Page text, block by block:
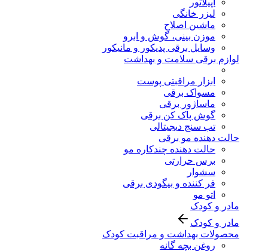
اپیلاتور
لیزر خانگی
ماشین اصلاح
موزن بینی، گوش و ابرو
وسایل برقی پدیکور و مانیکور
لوازم برقی سلامت و بهداشت
ابزار مراقبتی پوست
مسواک برقی
ماساژور برقی
گوش پاک کن برقی
تب سنج دیجیتالی
حالت دهنده مو برقی
حالت دهنده چندکاره مو
برس حرارتی
سشوار
فر کننده و بیگودی برقی
اتو مو
مادر و کودک
مادر و کودک
محصولات بهداشت و مراقبت کودک
روغن بچه گانه